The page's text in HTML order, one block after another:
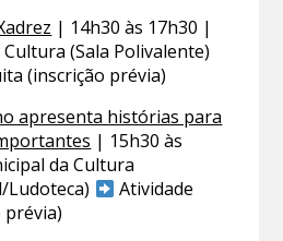
| 14h30 às 17h30 |
(Sala Polivalente)
(inscrição prévia)
apresenta histórias para
| 15h30 às
da Cultura
Atividade